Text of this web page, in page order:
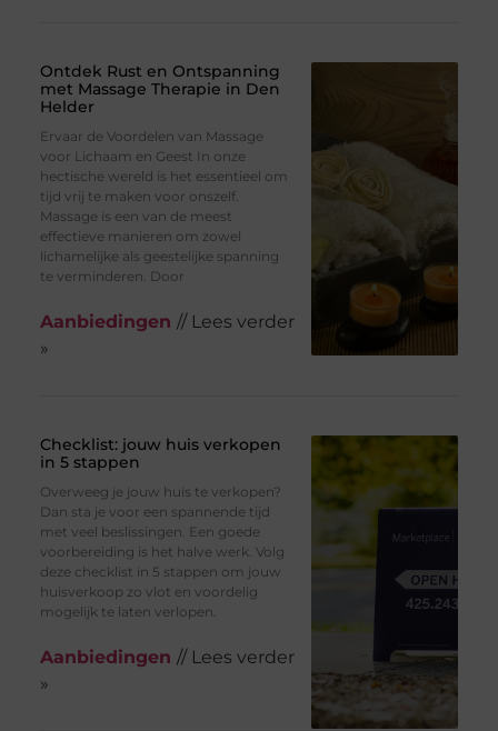
Ontdek Rust en Ontspanning
met Massage Therapie in Den
Helder
Ervaar de Voordelen van Massage
voor Lichaam en Geest In onze
hectische wereld is het essentieel om
tijd vrij te maken voor onszelf.
Massage is een van de meest
effectieve manieren om zowel
lichamelijke als geestelijke spanning
te verminderen. Door
Aanbiedingen // Lees verder
»
Checklist: jouw huis verkopen
in 5 stappen
Overweeg je jouw huis te verkopen?
Dan sta je voor een spannende tijd
met veel beslissingen. Een goede
voorbereiding is het halve werk. Volg
deze checklist in 5 stappen om jouw
huisverkoop zo vlot en voordelig
mogelijk te laten verlopen.
Aanbiedingen // Lees verder
»